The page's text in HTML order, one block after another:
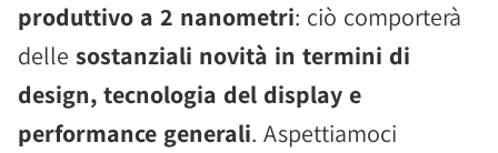
produttivo a 2 nanometri: ciò comporterà
delle sostanziali novità in termini di
design, tecnologia del display e
performance generali. Aspettiamoci